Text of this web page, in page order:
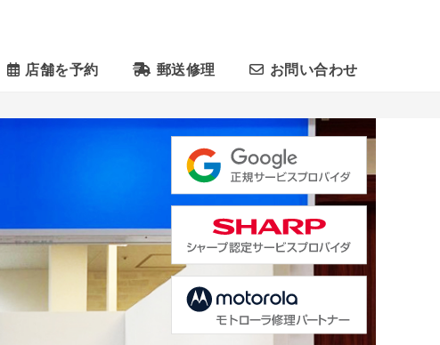
店舗を予約 郵送修理 お問い合わせ